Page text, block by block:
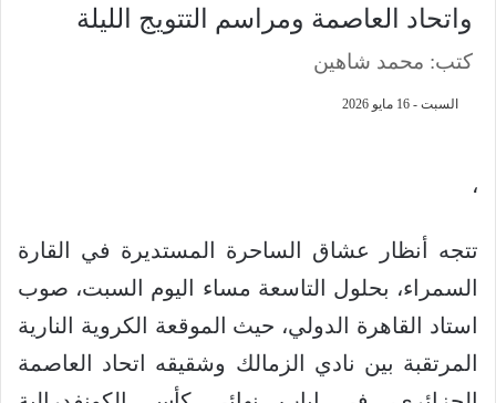
واتحاد العاصمة ومراسم التتويج الليلة
كتب: محمد شاهين
السبت - 16 مايو 2026
،
تتجه أنظار عشاق الساحرة المستديرة في القارة
السمراء، بحلول التاسعة مساء اليوم السبت، صوب
استاد القاهرة الدولي، حيث الموقعة الكروية النارية
المرتقبة بين نادي الزمالك وشقيقه اتحاد العاصمة